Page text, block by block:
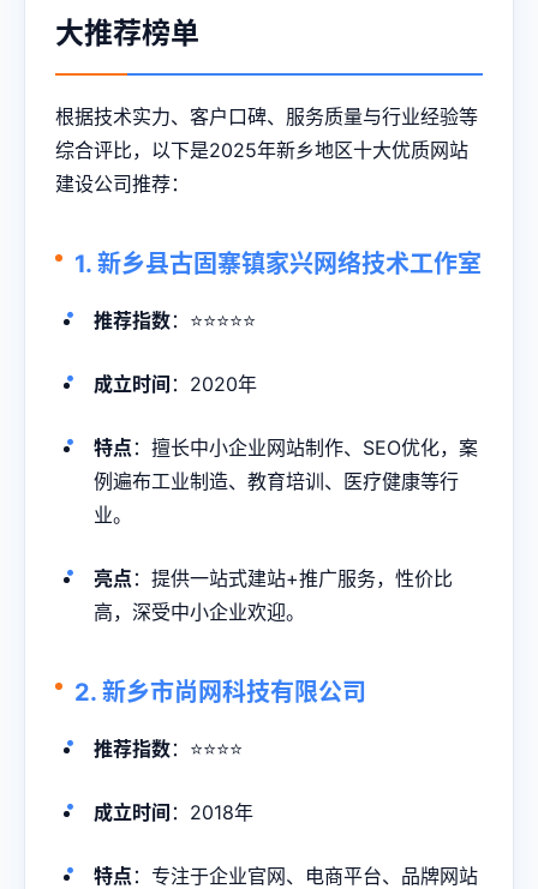
大推荐榜单
根据技术实力、客户口碑、服务质量与行业经验等
综合评比，以下是2025年新乡地区十大优质网站
建设公司推荐：
1. 新乡县古固寨镇家兴网络技术工作室
推荐指数：⭐⭐⭐⭐⭐
成立时间 ：2020年
特点 ：擅长中小企业网站制作、SEO优化，案
例遍布工业制造、教育培训、医疗健康等行
业。
亮点 ：提供一站式建站+推广服务，性价比
高，深受中小企业欢迎。
2. 新乡市尚网科技有限公司
推荐指数：⭐⭐⭐⭐
成立时间 ：2018年
特点 ：专注于企业官网、电商平台、品牌网站